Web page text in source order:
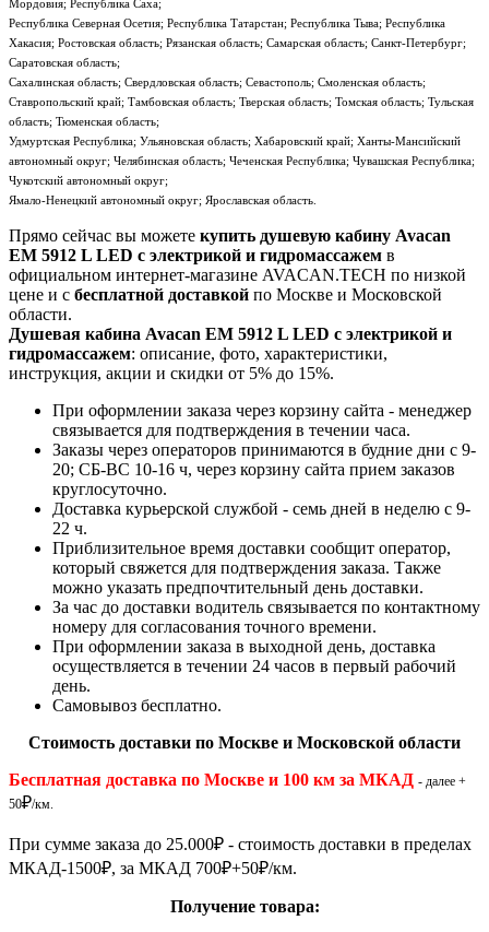
Мордовия; Республика Саха;
Республика Северная Осетия; Республика Татарстан; Республика Тыва; Республика
Хакасия; Ростовская область; Рязанская область; Самарская область; Санкт-Петербург;
Саратовская область;
Сахалинская область; Свердловская область; Севастополь; Смоленская область;
Ставропольский край; Тамбовская область; Тверская область; Томская область; Тульская
область; Тюменская область;
Удмуртская Республика; Ульяновская область; Хабаровский край; Ханты-Мансийский
автономный округ; Челябинская область; Чеченская Республика; Чувашская Республика;
Чукотский автономный округ;
Ямало-Ненецкий автономный округ; Ярославская область.
Прямо сейчас вы можете купить душевую кабину Avacan
EM 5912 L LED с электрикой и гидромассажем в
официальном интернет-магазине AVACAN.TECH по низкой
цене и с бесплатной доставкой по Москве и Московской
области.
Душевая кабина Avacan EM 5912 L LED с электрикой и
гидромассажем: описание, фото, характеристики,
инструкция, акции и скидки от 5% до 15%.
При оформлении заказа через корзину сайта - менеджер
связывается для подтверждения в течении часа.
Заказы через операторов принимаются в будние дни с 9-
20; СБ-ВС 10-16 ч, через корзину сайта прием заказов
круглосуточно.
Доставка курьерской службой - семь дней в неделю с 9-
22 ч.
Приблизительное время доставки сообщит оператор,
который свяжется для подтверждения заказа. Также
можно указать предпочтительный день доставки.
За час до доставки водитель связывается по контактному
номеру для согласования точного времени.
При оформлении заказа в выходной день, доставка
осуществляется в течении 24 часов в первый рабочий
день.
Самовывоз бесплатно.
Стоимость доставки по Москве и Московской области
Бесплатная доставка по Москве и 100 км за МКАД - далее +
50₽/км.
При сумме заказа до 25.000₽ - стоимость доставки в пределах
МКАД-1500₽, за МКАД 700₽+50₽/км.
Получение товара: